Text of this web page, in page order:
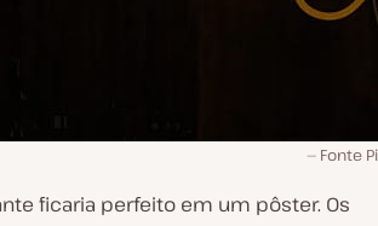
Fonte
ficaria perfeito em um pôster. Os